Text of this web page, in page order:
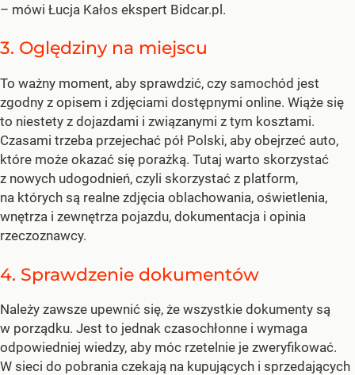
– mówi Łucja Kałos ekspert Bidcar.pl.
3. Oględziny na miejscu
To ważny moment, aby sprawdzić, czy samochód jest
zgodny z opisem i zdjęciami dostępnymi online. Wiąże się
to niestety z dojazdami i związanymi z tym kosztami.
Czasami trzeba przejechać pół Polski, aby obejrzeć auto,
które może okazać się porażką. Tutaj warto skorzystać
z nowych udogodnień, czyli skorzystać z platform,
na których są realne zdjęcia oblachowania, oświetlenia,
wnętrza i zewnętrza pojazdu, dokumentacja i opinia
rzeczoznawcy.
4. Sprawdzenie dokumentów
Należy zawsze upewnić się, że wszystkie dokumenty są
w porządku. Jest to jednak czasochłonne i wymaga
odpowiedniej wiedzy, aby móc rzetelnie je zweryfikować.
W sieci do pobrania czekają na kupujących i sprzedających